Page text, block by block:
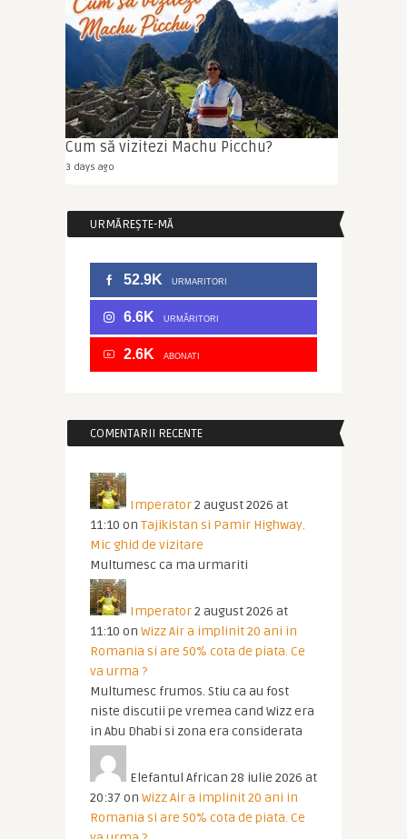
Cum să vizitezi Machu Picchu?
3 days ago
URMĂREȘTE-MĂ
52.9K URMARITORI
6.6K URMĂRITORI
2.6K ABONATI
COMENTARII RECENTE
Imperator2 august 2026 at
11:10 on Tajikistan si Pamir Highway.
Mic ghid de vizitare
Multumesc ca ma urmariti
Imperator2 august 2026 at
11:10 on Wizz Air a implinit 20 ani in
Romania si are 50% cota de piata. Ce
va urma ?
Multumesc frumos. Stiu ca au fost
niste discutii pe vremea cand Wizz era
in Abu Dhabi si zona era considerata
Elefantul African 28 iulie 2026 at
20:37 on Wizz Air a implinit 20 ani in
Romania si are 50% cota de piata. Ce